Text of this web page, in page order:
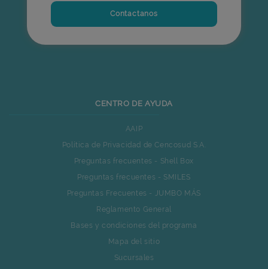
Contactanos
CENTRO DE AYUDA
AAIP
Política de Privacidad de Cencosud S.A.
Preguntas frecuentes - Shell Box
Preguntas frecuentes - SMILES
Preguntas Frecuentes - JUMBO MÁS
Reglamento General
Bases y condiciones del programa
Mapa del sitio
Sucursales